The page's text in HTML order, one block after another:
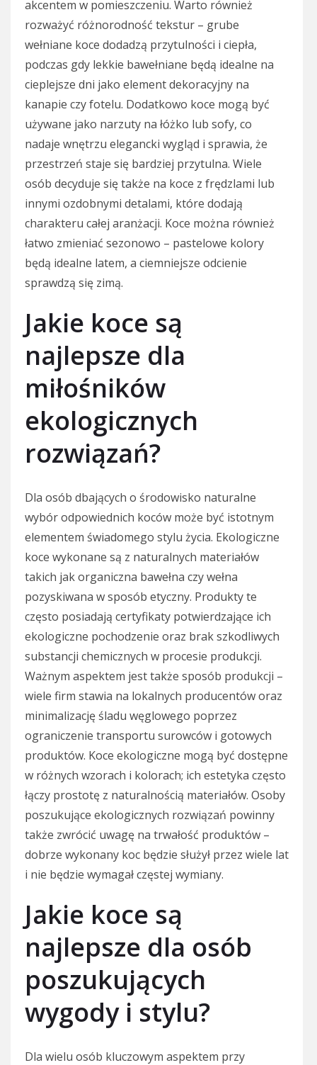
akcentem w pomieszczeniu. Warto również
rozważyć różnorodność tekstur – grube
wełniane koce dodadzą przytulności i ciepła,
podczas gdy lekkie bawełniane będą idealne na
cieplejsze dni jako element dekoracyjny na
kanapie czy fotelu. Dodatkowo koce mogą być
używane jako narzuty na łóżko lub sofy, co
nadaje wnętrzu elegancki wygląd i sprawia, że
przestrzeń staje się bardziej przytulna. Wiele
osób decyduje się także na koce z frędzlami lub
innymi ozdobnymi detalami, które dodają
charakteru całej aranżacji. Koce można również
łatwo zmieniać sezonowo – pastelowe kolory
będą idealne latem, a ciemniejsze odcienie
sprawdzą się zimą.
Jakie koce są
najlepsze dla
miłośników
ekologicznych
rozwiązań?
Dla osób dbających o środowisko naturalne
wybór odpowiednich koców może być istotnym
elementem świadomego stylu życia. Ekologiczne
koce wykonane są z naturalnych materiałów
takich jak organiczna bawełna czy wełna
pozyskiwana w sposób etyczny. Produkty te
często posiadają certyfikaty potwierdzające ich
ekologiczne pochodzenie oraz brak szkodliwych
substancji chemicznych w procesie produkcji.
Ważnym aspektem jest także sposób produkcji –
wiele firm stawia na lokalnych producentów oraz
minimalizację śladu węglowego poprzez
ograniczenie transportu surowców i gotowych
produktów. Koce ekologiczne mogą być dostępne
w różnych wzorach i kolorach; ich estetyka często
łączy prostotę z naturalnością materiałów. Osoby
poszukujące ekologicznych rozwiązań powinny
także zwrócić uwagę na trwałość produktów –
dobrze wykonany koc będzie służył przez wiele lat
i nie będzie wymagał częstej wymiany.
Jakie koce są
najlepsze dla osób
poszukujących
wygody i stylu?
Dla wielu osób kluczowym aspektem przy